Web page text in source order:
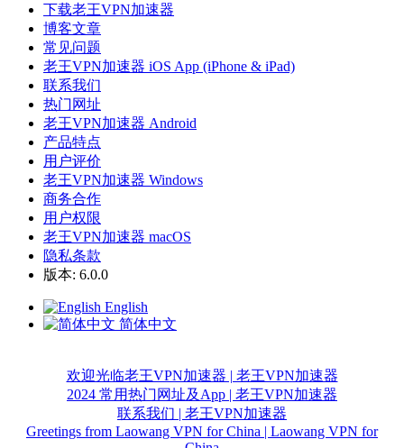
下载老王VPN加速器
博客文章
常见问题
老王VPN加速器 iOS App (iPhone & iPad)
联系我们
热门网址
老王VPN加速器 Android
产品特点
用户评价
老王VPN加速器 Windows
商务合作
用户权限
老王VPN加速器 macOS
隐私条款
版本: 6.0.0
English
简体中文
欢迎光临老王VPN加速器 | 老王VPN加速器
2024 常用热门网址及App | 老王VPN加速器
联系我们 | 老王VPN加速器
Greetings from Laowang VPN for China | Laowang VPN for